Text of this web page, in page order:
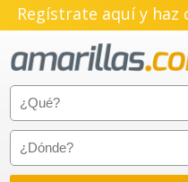
Regístrate aquí y haz